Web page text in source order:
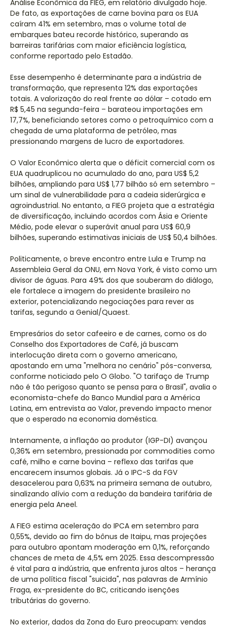
Análise Econômica da FIEG, em relatório divulgado hoje.
De fato, as exportações de carne bovina para os EUA
caíram 41% em setembro, mas o volume total de
embarques bateu recorde histórico, superando as
barreiras tarifárias com maior eficiência logística,
conforme reportado pelo Estadão.
Esse desempenho é determinante para a indústria de
transformação, que representa 12% das exportações
totais. A valorização do real frente ao dólar – cotado em
R$ 5,45 na segunda-feira – barateou importações em
17,7%, beneficiando setores como o petroquímico com a
chegada de uma plataforma de petróleo, mas
pressionando margens de lucro de exportadores.
O Valor Econômico alerta que o déficit comercial com os
EUA quadruplicou no acumulado do ano, para US$ 5,2
bilhões, ampliando para US$ 1,77 bilhão só em setembro –
um sinal de vulnerabilidade para a cadeia siderúrgica e
agroindustrial. No entanto, a FIEG projeta que a estratégia
de diversificação, incluindo acordos com Ásia e Oriente
Médio, pode elevar o superávit anual para US$ 60,9
bilhões, superando estimativas iniciais de US$ 50,4 bilhões.
Politicamente, o breve encontro entre Lula e Trump na
Assembleia Geral da ONU, em Nova York, é visto como um
divisor de águas. Para 49% dos que souberam do diálogo,
ele fortalece a imagem do presidente brasileiro no
exterior, potencializando negociações para rever as
tarifas, segundo a Genial/Quaest.
Empresários do setor cafeeiro e de carnes, como os do
Conselho dos Exportadores de Café, já buscam
interlocução direta com o governo americano,
apostando em uma "melhora no cenário" pós-conversa,
conforme noticiado pelo O Globo. "O tarifaço de Trump
não é tão perigoso quanto se pensa para o Brasil", avalia o
economista-chefe do Banco Mundial para a América
Latina, em entrevista ao Valor, prevendo impacto menor
que o esperado na economia doméstica.
Internamente, a inflação ao produtor (IGP-DI) avançou
0,36% em setembro, pressionada por commodities como
café, milho e carne bovina – reflexo das tarifas que
encarecem insumos globais. Já o IPC-S da FGV
desacelerou para 0,63% na primeira semana de outubro,
sinalizando alívio com a redução da bandeira tarifária de
energia pela Aneel.
A FIEG estima aceleração do IPCA em setembro para
0,55%, devido ao fim do bônus de Itaipu, mas projeções
para outubro apontam moderação em 0,1%, reforçando
chances de meta de 4,5% em 2025. Essa descompressão
é vital para a indústria, que enfrenta juros altos – herança
de uma política fiscal "suicida", nas palavras de Armínio
Fraga, ex-presidente do BC, criticando isenções
tributárias do governo.
No exterior, dados da Zona do Euro preocupam: vendas